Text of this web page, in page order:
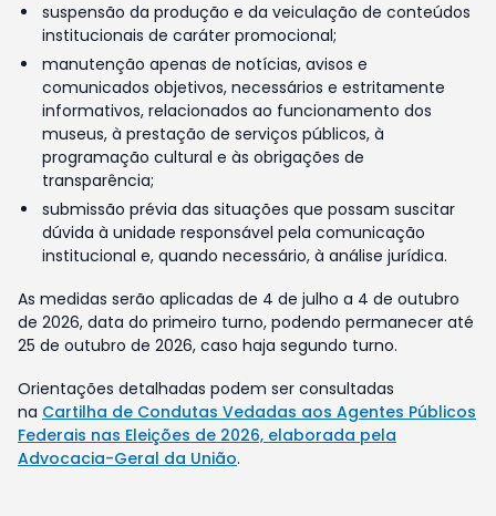
suspensão da produção e da veiculação de conteúdos
institucionais de caráter promocional;
manutenção apenas de notícias, avisos e
comunicados objetivos, necessários e estritamente
informativos, relacionados ao funcionamento dos
museus, à prestação de serviços públicos, à
programação cultural e às obrigações de
transparência;
submissão prévia das situações que possam suscitar
dúvida à unidade responsável pela comunicação
institucional e, quando necessário, à análise jurídica.
As medidas serão aplicadas de 4 de julho a 4 de outubro
de 2026, data do primeiro turno, podendo permanecer até
25 de outubro de 2026, caso haja segundo turno.
Orientações detalhadas podem ser consultadas
na Cartilha de Condutas Vedadas aos Agentes Públicos
Federais nas Eleições de 2026, elaborada pela
Advocacia-Geral da União.